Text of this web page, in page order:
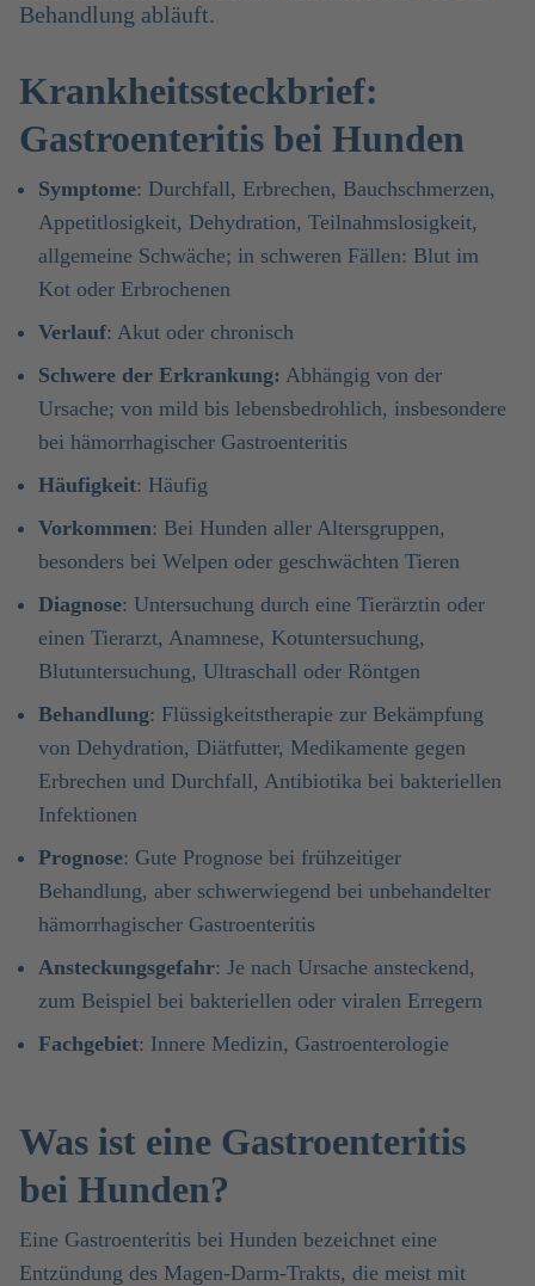
Behandlung abläuft.
Krankheitssteckbrief:
Gastroenteritis bei Hunden
Symptome: Durchfall, Erbrechen, Bauchschmerzen,
Appetitlosigkeit, Dehydration, Teilnahmslosigkeit,
allgemeine Schwäche; in schweren Fällen: Blut im
Kot oder Erbrochenen
Verlauf: Akut oder chronisch
Schwere der Erkrankung: Abhängig von der
Ursache; von mild bis lebensbedrohlich, insbesondere
bei hämorrhagischer Gastroenteritis
Häufigkeit: Häufig
Vorkommen: Bei Hunden aller Altersgruppen,
besonders bei Welpen oder geschwächten Tieren
Diagnose: Untersuchung durch eine Tierärztin oder
einen Tierarzt, Anamnese, Kotuntersuchung,
Blutuntersuchung, Ultraschall oder Röntgen
Behandlung: Flüssigkeitstherapie zur Bekämpfung
von Dehydration, Diätfutter, Medikamente gegen
Erbrechen und Durchfall, Antibiotika bei bakteriellen
Infektionen
Prognose: Gute Prognose bei frühzeitiger
Behandlung, aber schwerwiegend bei unbehandelter
hämorrhagischer Gastroenteritis
Ansteckungsgefahr: Je nach Ursache ansteckend,
zum Beispiel bei bakteriellen oder viralen Erregern
Fachgebiet: Innere Medizin, Gastroenterologie
Was ist eine Gastroenteritis
bei Hunden?
Eine Gastroenteritis bei Hunden bezeichnet eine
Entzündung des Magen-Darm-Trakts, die meist mit